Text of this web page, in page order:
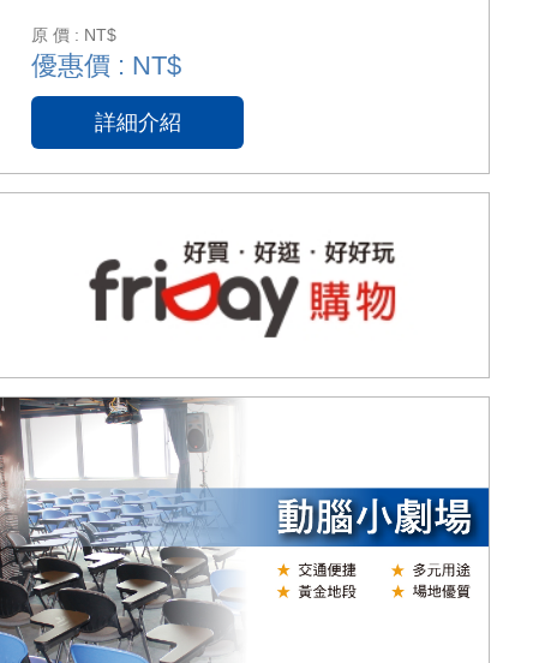
原 價 : NT$
優惠價 : NT$
詳細介紹